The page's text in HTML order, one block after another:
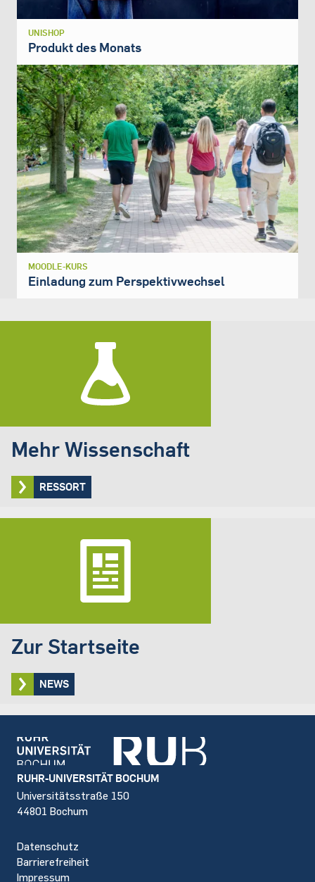
UNISHOP
Produkt des Monats
MOODLE-KURS
Einladung zum Perspektivwechsel
Mehr Wissenschaft
RESSORT
Zur Startseite
NEWS
Footer
RUHR-UNIVERSITÄT BOCHUM
Universitätsstraße 150
44801 Bochum
Datenschutz
Barrierefreiheit
Impressum